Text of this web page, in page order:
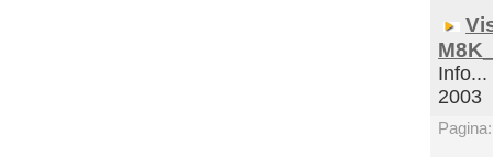
Info...
2003